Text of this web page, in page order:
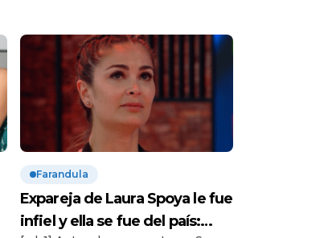
Farandula
Expareja de Laura Spoya le fue
infiel y ella se fue del país: